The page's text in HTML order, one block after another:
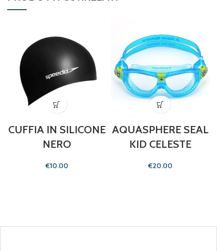
CUFFIA IN SILICONE
NERO
€
AQUASPHERE SEAL
KID CELESTE
€